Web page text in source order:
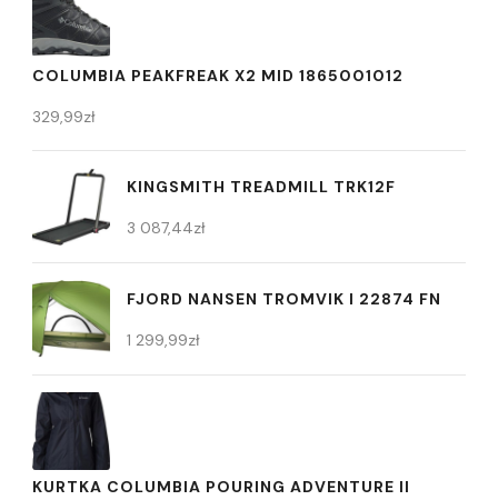
COLUMBIA PEAKFREAK X2 MID 1865001012
329,99zł
KINGSMITH TREADMILL TRK12F
3 087,44zł
FJORD NANSEN TROMVIK I 22874 FN
1 299,99zł
KURTKA COLUMBIA POURING ADVENTURE II